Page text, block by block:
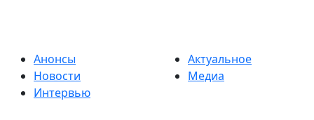
Анонсы
Новости
Интервью
Актуальное
Медиа